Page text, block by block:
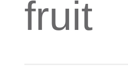
fruit